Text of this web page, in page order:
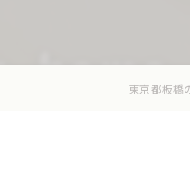
東京都板橋